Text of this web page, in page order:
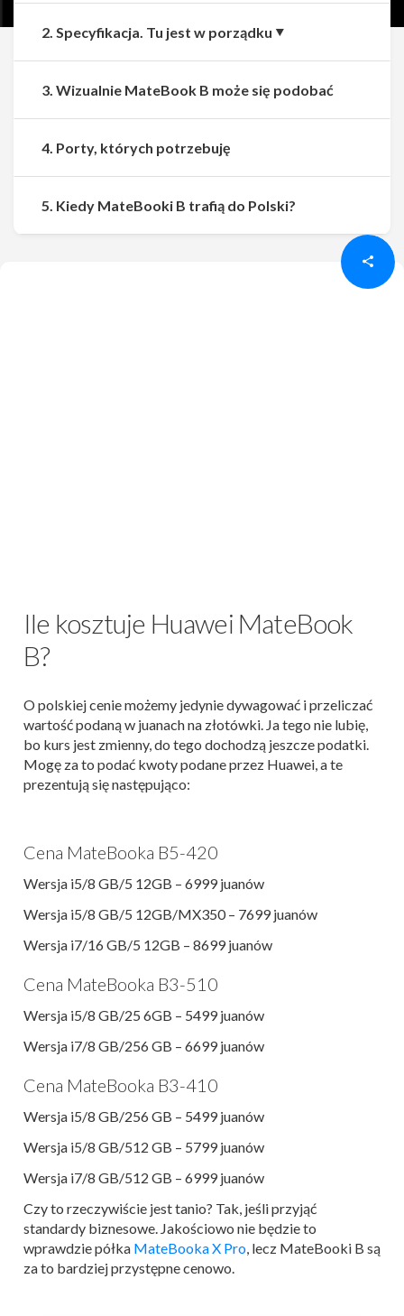
Udostępnij Udostępnij
Ile kosztuje Huawei MateBook
B?
O polskiej cenie możemy jedynie dywagować i przeliczać
wartość podaną w juanach na złotówki. Ja tego nie lubię,
bo kurs jest zmienny, do tego dochodzą jeszcze podatki.
Mogę za to podać kwoty podane przez Huawei, a te
prezentują się następująco:
Cena MateBooka B5-420
Wersja i5/8 GB/5 12GB – 6999 juanów
Wersja i5/8 GB/5 12GB/MX350 – 7699 juanów
Wersja i7/16 GB/5 12GB – 8699 juanów
Cena MateBooka B3-510
Wersja i5/8 GB/25 6GB – 5499 juanów
Wersja i7/8 GB/256 GB – 6699 juanów
Cena MateBooka B3-410
Wersja i5/8 GB/256 GB – 5499 juanów
Wersja i5/8 GB/512 GB – 5799 juanów
Wersja i7/8 GB/512 GB – 6999 juanów
Czy to rzeczywiście jest tanio? Tak, jeśli przyjąć
standardy biznesowe. Jakościowo nie będzie to
wprawdzie półka MateBooka X Pro, lecz MateBooki B są
za to bardziej przystępne cenowo.
2. Specyfikacja. Tu jest w porządku
3. Wizualnie MateBook B może się podobać
4. Porty, których potrzebuję
5. Kiedy MateBooki B trafią do Polski?